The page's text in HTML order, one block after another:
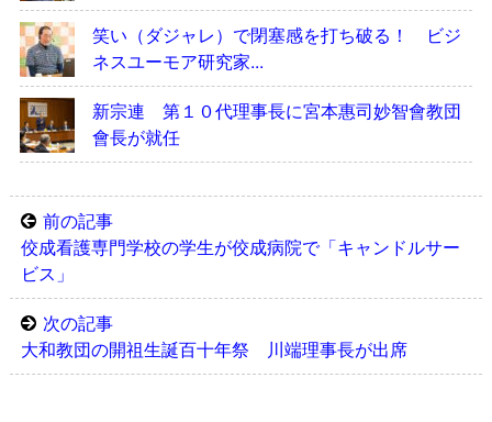
笑い（ダジャレ）で閉塞感を打ち破る！ ビジ
ネスユーモア研究家...
新宗連 第１０代理事長に宮本惠司妙智會教団
會長が就任
前の記事
佼成看護専門学校の学生が佼成病院で「キャンドルサー
ビス」
次の記事
大和教団の開祖生誕百十年祭 川端理事長が出席